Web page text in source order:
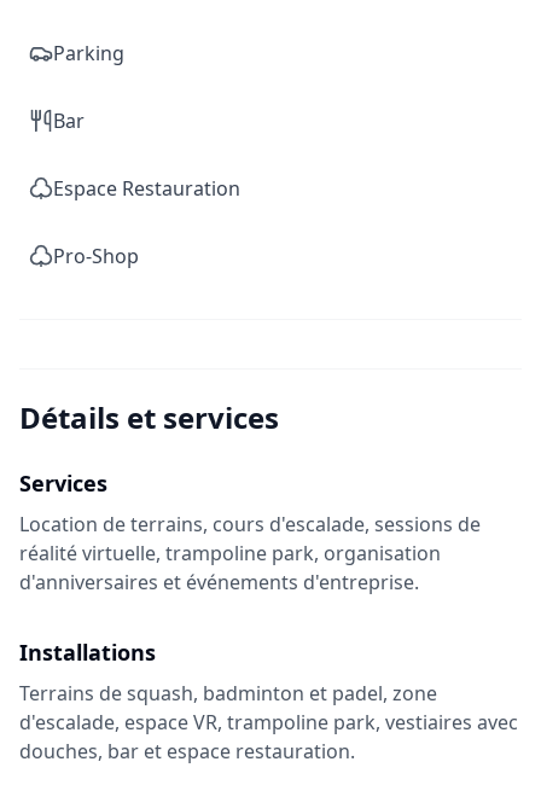
Parking
Bar
Espace Restauration
Pro-Shop
Détails et services
Services
Location de terrains, cours d'escalade, sessions de
réalité virtuelle, trampoline park, organisation
d'anniversaires et événements d'entreprise.
Installations
Terrains de squash, badminton et padel, zone
d'escalade, espace VR, trampoline park, vestiaires avec
douches, bar et espace restauration.